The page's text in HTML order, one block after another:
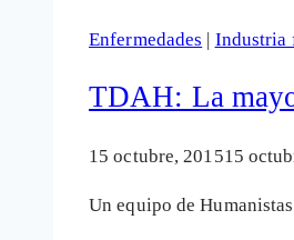
Enfermedades | Industria
TDAH: La
15 octubre, 201515
Un equipo de